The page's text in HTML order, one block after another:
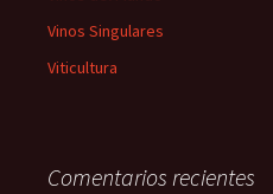
Vinos Singulares
Viticultura
Comentarios recientes